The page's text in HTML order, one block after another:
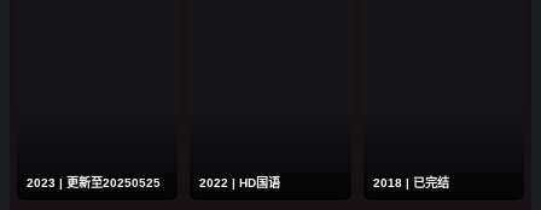
2023 | 更新至20250525 2022 | HD国语 2018 | 已完结